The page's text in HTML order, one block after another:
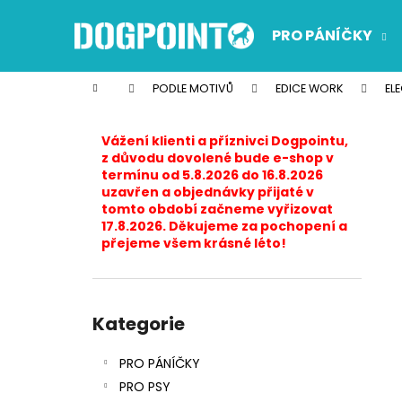
PRO PÁNÍČKY
Domů PODLE MOTIVŮ EDICE WORK
Vážení klienti a příznivci Dogpointu,
z důvodu dovolené bude e-shop v
termínu od 5.8.2026 do 16.8.2026
uzavřen a objednávky přijaté v
tomto období začneme vyřizovat
17.8.2026. Děkujeme za pochopení a
přejeme všem krásné léto!
kategorie
Kategorie
PRO PÁNÍČKY
PRO PSY
í
Zpět
do
Zpět
do